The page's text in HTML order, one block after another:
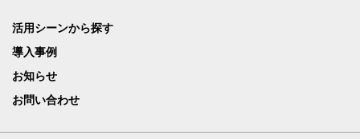
活用シーンから探す
導入事例
お知らせ
お問い合わせ